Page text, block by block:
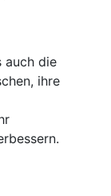
auch die
ihre